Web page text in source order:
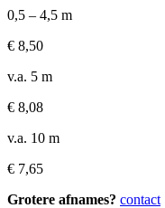
0,5 – 4,5 m
€ 8,50
v.a. 5 m
€ 8,08
v.a. 10 m
€ 7,65
Grotere afnames? contact